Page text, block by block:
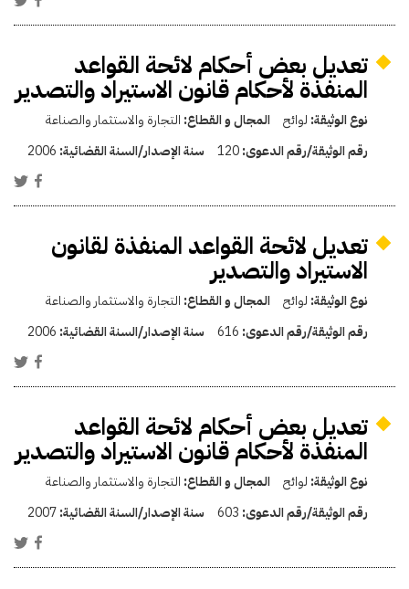
تعديل بعض أحكام لائحة القواعد
المنفذة لأحكام قانون الاستيراد والتصدير
نوع الوثيقة: لوائح المجال و القطاع: التجارة والاستثمار والصناعة
رقم الوثيقة/رقم الدعوى:120 سنة الإصدار/السنة القضائية: 2006
تعديل لائحة القواعد المنفذة لقانون
الاستيراد والتصدير
نوع الوثيقة: لوائح المجال و القطاع: التجارة والاستثمار والصناعة
رقم الوثيقة/رقم الدعوى: 616 سنة الإصدار/السنة القضائية: 2006
تعديل بعض أحكام لائحة القواعد
المنفذة لأحكام قانون الاستيراد والتصدير
نوع الوثيقة: لوائح المجال و القطاع: التجارة والاستثمار والصناعة
رقم الوثيقة/رقم الدعوى: 603 سنة الإصدار/السنة القضائية:2007